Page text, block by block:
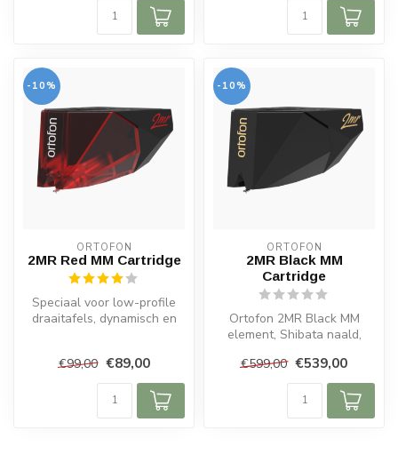
-10%
ORTOFON
2MR Red MM Cartridge
Speciaal voor low-profile
draaitafels, dynamisch en
€99,00 €89,00
-10%
ORTOFON
2MR Black MM
Cartridge
Ortofon 2MR Black MM
element, Shibata naald,
Rega, ult...
€599,00 €539,00